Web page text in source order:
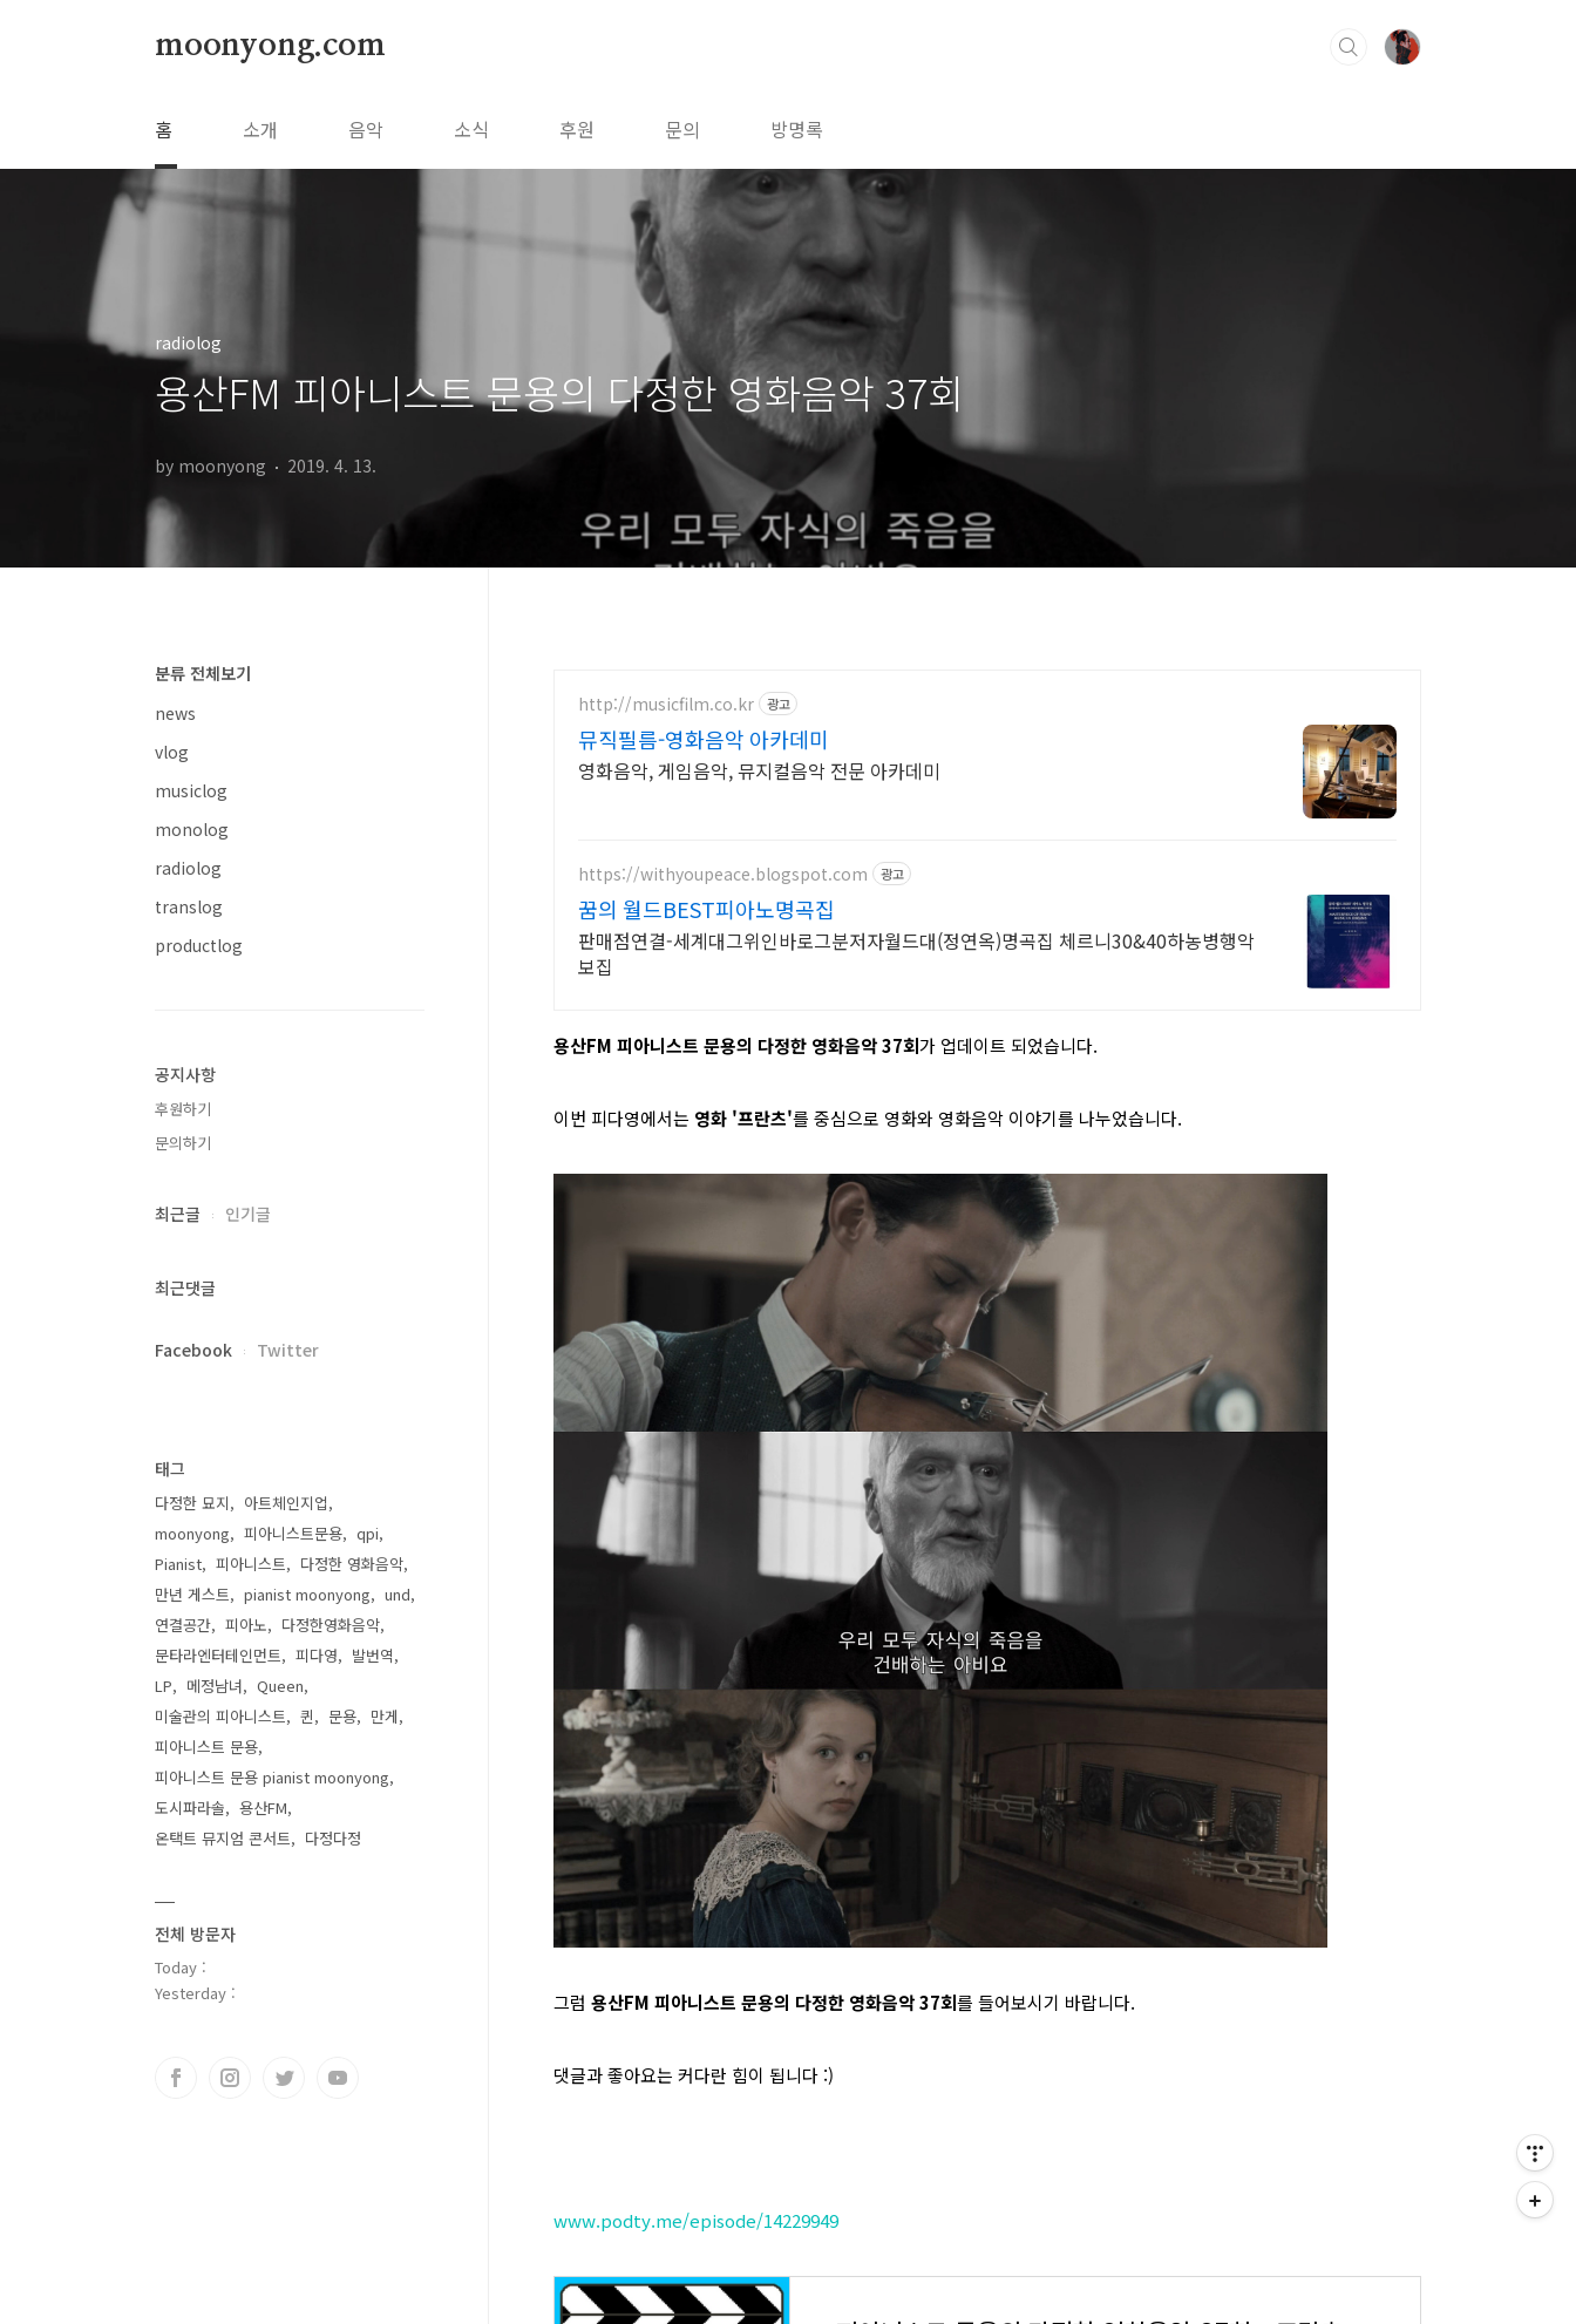
moonyong.com
홈 소개 음악 소식 후원 문의 방명록
radiolog
용산FM 피아니스트 문용의 다정한 영화음악 37회
by moonyong 2019. 4. 13.
http://musicfilm.co.kr 광고
뮤직필름-영화음악 아카데미
영화음악, 게임음악, 뮤지컬음악 전문 아카데미
https://withyoupeace.blogspot.com 광고
꿈의 월드BEST피아노명곡집
판매점연결-세계대그위인바로그분저자월드대(정연옥)명곡집 체르니30&40하농병행악
보집
용산FM 피아니스트 문용의 다정한 영화음악 37회가 업데이트 되었습니다.
이번 피다영에서는 영화 '프란츠'를 중심으로 영화와 영화음악 이야기를 나누었습니다.
그럼 용산FM 피아니스트 문용의 다정한 영화음악 37회를 들어보시기 바랍니다.
댓글과 좋아요는 커다란 힘이 됩니다 :)
www.podty.me/episode/14229949
분류 전체보기
news
vlog
musiclog
monolog
radiolog
translog
productlog
공지사항
후원하기
문의하기
최근글 인기글
최근댓글
Facebook Twitter
태그
다정한 묘지
아트체인지업
moonyong
피아니스트문용
qpi
Pianist
피아니스트
다정한 영화음악
만년 게스트
pianist moonyong
und
연결공간
피아노
다정한영화음악
문타라엔터테인먼트
피다영
발번역
LP
메정남녀
Queen
미술관의 피아니스트
퀸 문용
만게
피아니스트 문용
피아니스트 문용 pianist moonyong
도시파라솔
용산FM
온택트 뮤지엄 콘서트
다정다정
전체 방문자
Today :
Yesterday :